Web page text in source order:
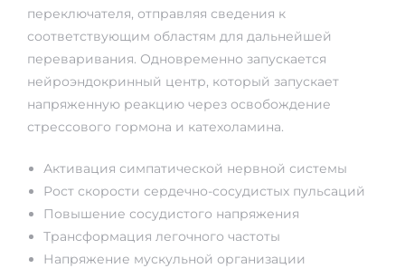
переключателя, отправляя сведения к
соответствующим областям для дальнейшей
переваривания. Одновременно запускается
нейроэндокринный центр, который запускает
напряженную реакцию через освобождение
стрессового гормона и катехоламина.
Активация симпатической нервной системы
Рост скорости сердечно-сосудистых пульсаций
Повышение сосудистого напряжения
Трансформация легочного частоты
Напряжение мускульной организации